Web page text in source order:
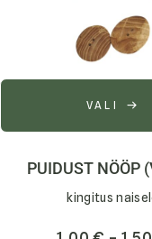
VALI
PUIDUST NÖÖP
kingitus